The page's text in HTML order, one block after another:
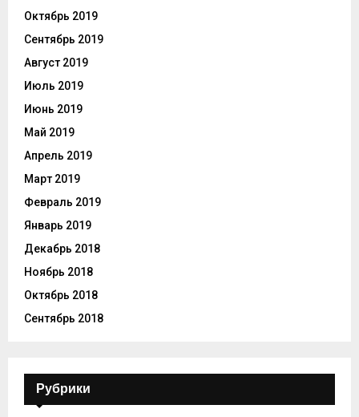
Октябрь 2019
Сентябрь 2019
Август 2019
Июль 2019
Июнь 2019
Май 2019
Апрель 2019
Март 2019
Февраль 2019
Январь 2019
Декабрь 2018
Ноябрь 2018
Октябрь 2018
Сентябрь 2018
Рубрики